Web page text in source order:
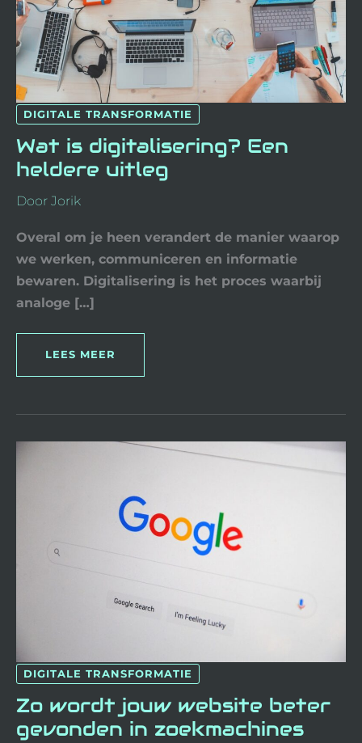
DIGITALE TRANSFORMATIE
Wat is digitalisering? Een
heldere uitleg
Door Jorik
Overal om je heen verandert de manier waarop
we werken, communiceren en informatie
bewaren. Digitalisering is het proces waarbij
analoge […]
LEES MEER
DIGITALE TRANSFORMATIE
Zo wordt jouw website beter
gevonden in zoekmachines
ZO
ZOEKMACHINES